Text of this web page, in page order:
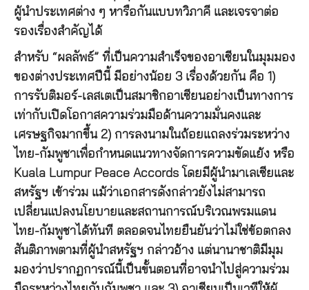
ผู้นำประเทศต่าง ๆ หารือกันแบบทวิภาคี และเจรจาต่อ
รองเรื่องสำคัญได้
สำหรับ “ผลลัพธ์” ที่เป็นความสำเร็จของอาเซียนในมุมมอง
ของต่างประเทศปีนี้ มีอย่างน้อย 3 เรื่องด้วยกัน คือ 1)
การรับติมอร์-เลสเตเป็นสมาชิกอาเซียนอย่างเป็นทางการ
เท่ากับเปิดโอกาสความร่วมมือด้านความมั่นคงและ
เศรษฐกิจมากขึ้น 2) การลงนามในถ้อยแถลงร่วมระหว่าง
ไทย-กัมพูชาเพื่อกำหนดแนวทางจัดการความขัดแย้ง หรือ
Kuala Lumpur Peace Accords โดยมีผู้นำมาเลเซียและ
สหรัฐฯ เข้าร่วม แม้ว่าเอกสารดังกล่าวยังไม่สามารถ
เปลี่ยนแปลงนโยบายและสถานการณ์บริเวณพรมแดน
ไทย-กัมพูชาได้ทันที ตลอดจนไทยยืนยันว่าไม่ใช่ข้อตกลง
สันติภาพตามที่ผู้นำสหรัฐฯ กล่าวอ้าง แต่นานาชาติมีมุม
มองว่าปรากฏการณ์นี้เป็นขั้นตอนที่อาจนำไปสู่ความร่วม